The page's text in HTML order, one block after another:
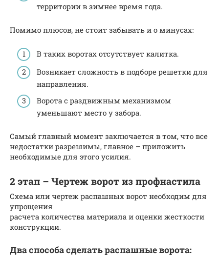
территории в зимнее время года.
Помимо плюсов, не стоит забывать и о минусах:
В таких воротах отсутствует калитка.
Возникает сложность в подборе решетки для
направления.
Ворота с раздвижным механизмом
уменьшают место у забора.
Самый главный момент заключается в том, что все
недостатки разрешимы, главное – приложить
необходимые для этого усилия.
2 этап – Чертеж ворот из профнастила
Схема или чертеж распашных ворот необходим для
упрощения
расчета количества материала и оценки жесткости
конструкции.
Два способа сделать распашные ворота: